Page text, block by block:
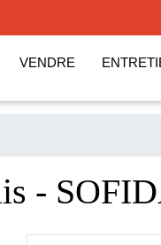
VENDRE
-